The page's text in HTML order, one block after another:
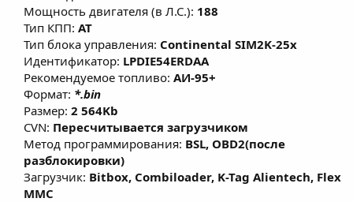
эластичность и динамику без
существенного
изменения расхода топлива. Данные
решения предназначены для повседневной
езды при этом не влияет на ресурс
двигателя, а в большинстве случаев при
использовании рекомендованного топлива
(согласно ТТХ двигателей) -
модернизированная и правильно
настроенная программа позволяет
Мощность двигателя (в Л.С.): 188
Тип КПП: AT
Тип блока управления: Continental SIM2K-25x
Идентификатор: LPDIE54ERDAA
Рекомендуемое топливо: АИ-95+
Формат: *.bin
Размер: 2 564Kb
CVN: Пересчитывается загрузчиком
Метод программирования: BSL, OBD2(после
разблокировки)
Загрузчик: Bitbox, Combiloader, K-Tag Alientech, Flex
MMC